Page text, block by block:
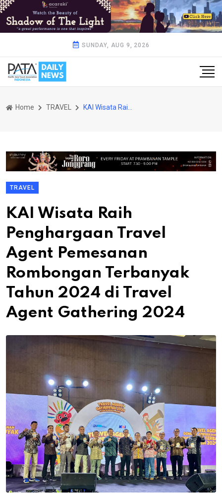
SUNDAY, AUG 9, 2026
Home TRAVEL KAI Wisata Raih Penghargaan Travel Agent Pemesanan Rombongan Terbanyak Tahun 2024 di Travel Agent Gathering 2024
TRAVEL
KAI Wisata Raih
Penghargaan Travel
Agent Pemesanan
Rombongan Terbanyak
Tahun 2024 di Travel
Agent Gathering 2024